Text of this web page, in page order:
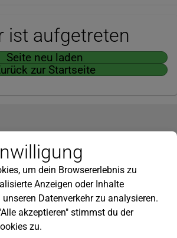
ist aufgetreten
Seite neu laden
zur Startseite
Gartentipps und mehr findest du in
um dein Browsererlebnis zu
Anzeigen oder Inhalte
Datenverkehr zu analysieren.
akzeptieren" stimmst du der
zu.